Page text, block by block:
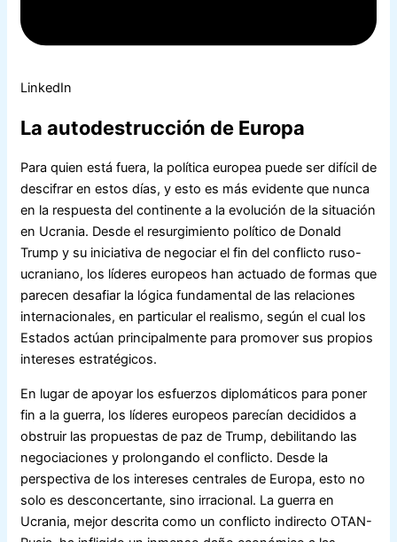
LinkedIn
La autodestrucción de Europa
Para quien está fuera, la política europea puede ser difícil de
descifrar en estos días, y esto es más evidente que nunca
en la respuesta del continente a la evolución de la situación
en Ucrania. Desde el resurgimiento político de Donald
Trump y su iniciativa de negociar el fin del conflicto ruso-
ucraniano, los líderes europeos han actuado de formas que
parecen desafiar la lógica fundamental de las relaciones
internacionales, en particular el realismo, según el cual los
Estados actúan principalmente para promover sus propios
intereses estratégicos.
En lugar de apoyar los esfuerzos diplomáticos para poner
fin a la guerra, los líderes europeos parecían decididos a
obstruir las propuestas de paz de Trump, debilitando las
negociaciones y prolongando el conflicto. Desde la
perspectiva de los intereses centrales de Europa, esto no
solo es desconcertante, sino irracional. La guerra en
Ucrania, mejor descrita como un conflicto indirecto OTAN-